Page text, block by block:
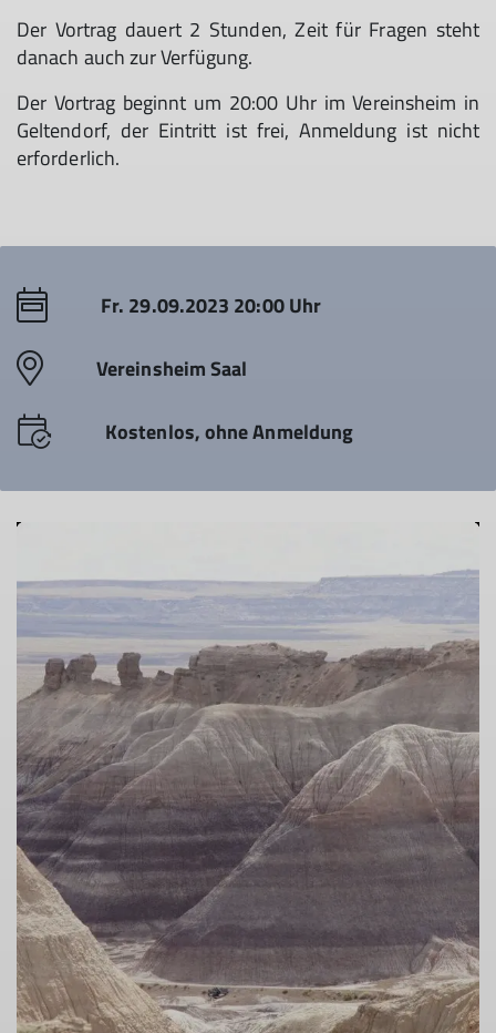
Der Vortrag dauert 2 Stunden, Zeit für Fragen steht
danach auch zur Verfügung.
Der Vortrag beginnt um 20:00 Uhr im Vereinsheim in
Geltendorf, der Eintritt ist frei, Anmeldung ist nicht
erforderlich.
Fr. 29.09.2023 20:00 Uhr
Vereinsheim Saal
Kostenlos, ohne Anmeldung
© Christoph Maier